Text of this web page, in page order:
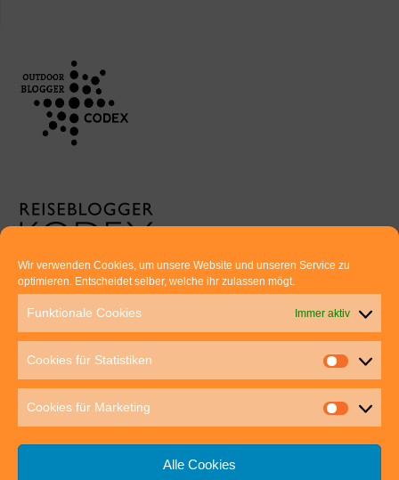
Wir verwenden Cookies, um unsere Website und unseren Service zu
optimieren. Entscheidet selber, welche ihr zulassen mögt.
Funktionale Cookies Immer aktiv
Cookies für Statistiken
Cookies für Marketing
Alle Cookies
Euer direkter Draht zu uns:
Thomas Rathay und Silke Rommel
70563 Stuttgart
post@outdoor-hochgenuss.de